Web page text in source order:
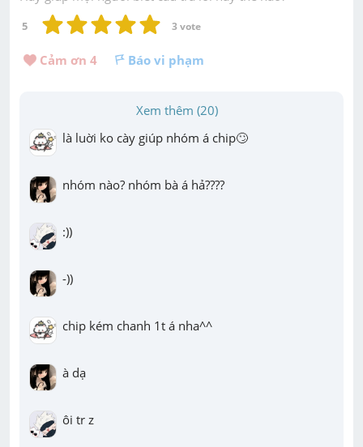
5 3 vote
Cảm ơn 4 Báo vi phạm
Xem thêm (20)
là luời ko cày giúp nhóm á chip🙄
nhóm nào? nhóm bà á hả????
:))
-))
chip kém chanh 1t á nha^^
à dạ
ôi tr z